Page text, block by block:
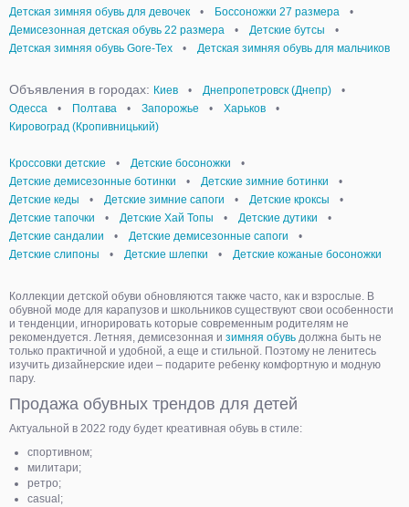
Детская зимняя обувь для девочек
• Боссоножки 27 размера
•
Демисезонная детская обувь 22 размера
• Детские бутсы
•
Детская зимняя обувь Gore-Tex
• Детская зимняя обувь для мальчиков
Объявления в городах: Киев • Днепропетровск (Днепр)
•
Одесса
• Полтава • Запорожье • Харьков
•
Кировоград (Кропивницький)
Кроссовки детские • Детские босоножки
•
Детские демисезонные ботинки
• Детские зимние ботинки
•
Детские кеды
• Детские зимние сапоги • Детские кроксы
•
Детские тапочки
• Детские Хай Топы • Детские дутики
•
Детские сандалии
• Детские демисезонные сапоги
•
Детские слипоны
• Детские шлепки • Детские кожаные босоножки
Коллекции детской обуви обновляются также часто, как и взрослые. В
обувной моде для карапузов и школьников существуют свои особенности
и тенденции, игнорировать которые современным родителям не
рекомендуется. Летняя, демисезонная и зимняя обувь должна быть не
только практичной и удобной, а еще и стильной. Поэтому не ленитесь
изучить дизайнерские идеи – подарите ребенку комфортную и модную
пару.
Продажа обувных трендов для детей
Актуальной в 2022 году будет креативная обувь в стиле:
спортивном;
милитари;
ретро;
casual;